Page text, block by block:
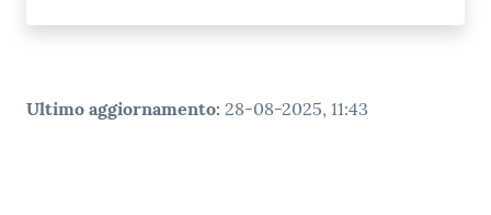
Ultimo aggiornamento: 28-08-2025, 11:43